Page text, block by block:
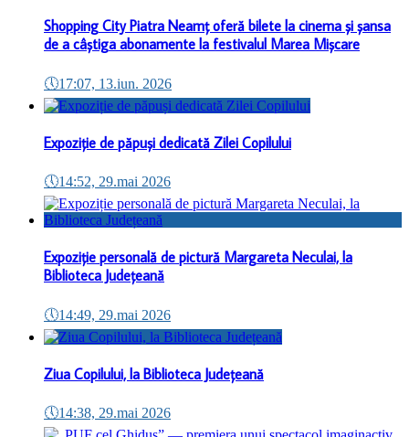
Shopping City Piatra Neamț oferă bilete la cinema și șansa
de a câștiga abonamente la festivalul Marea Mișcare
🕔17:07, 13.iun. 2026
Expoziție de păpuși dedicată Zilei Copilului
🕔14:52, 29.mai 2026
Expoziție personală de pictură Margareta Neculai, la
Biblioteca Județeană
🕔14:49, 29.mai 2026
Ziua Copilului, la Biblioteca Județeană
🕔14:38, 29.mai 2026